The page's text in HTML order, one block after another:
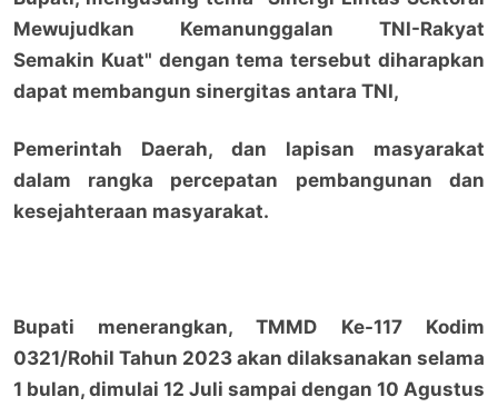
Mewujudkan Kemanunggalan TNI-Rakyat
Semakin Kuat" dengan tema tersebut diharapkan
dapat membangun sinergitas antara TNI,
Pemerintah Daerah, dan lapisan masyarakat
dalam rangka percepatan pembangunan dan
kesejahteraan masyarakat.
Bupati menerangkan, TMMD Ke-117 Kodim
0321/Rohil Tahun 2023 akan dilaksanakan selama
1 bulan, dimulai 12 Juli sampai dengan 10 Agustus